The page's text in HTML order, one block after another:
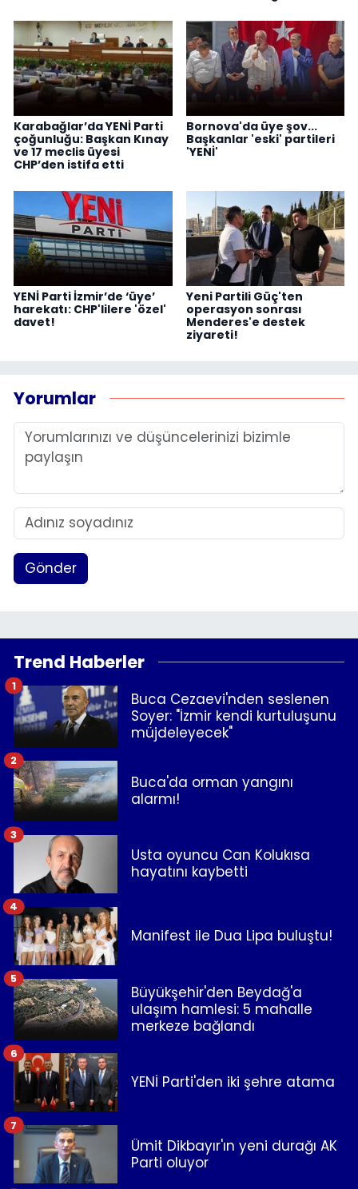
Karabağlar’da YENİ Parti
çoğunluğu: Başkan Kınay
ve 17 meclis üyesi
CHP’den istifa etti
Bornova'da üye şov...
Başkanlar 'eski' partileri
'YENİ'
YENİ Parti İzmir’de ‘üye’
harekatı: CHP'lilere 'özel'
davet!
Yeni Partili Güç'ten
operasyon sonrası
Menderes'e destek
ziyareti!
Yorumlar
Gönder
Trend Haberler
Buca Cezaevi'nden seslenen
Soyer: "İzmir kendi kurtuluşunu
müjdeleyecek"
1
Buca'da orman yangını
alarmı!
2
Usta oyuncu Can Kolukısa
hayatını kaybetti
3
Manifest ile Dua Lipa buluştu!
4
Büyükşehir'den Beydağ'a
ulaşım hamlesi: 5 mahalle
merkeze bağlandı
5
YENİ Parti'den iki şehre atama
6
Ümit Dikbayır'ın yeni durağı AK
Parti oluyor
7